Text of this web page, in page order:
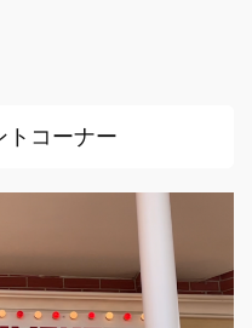
トコーナー